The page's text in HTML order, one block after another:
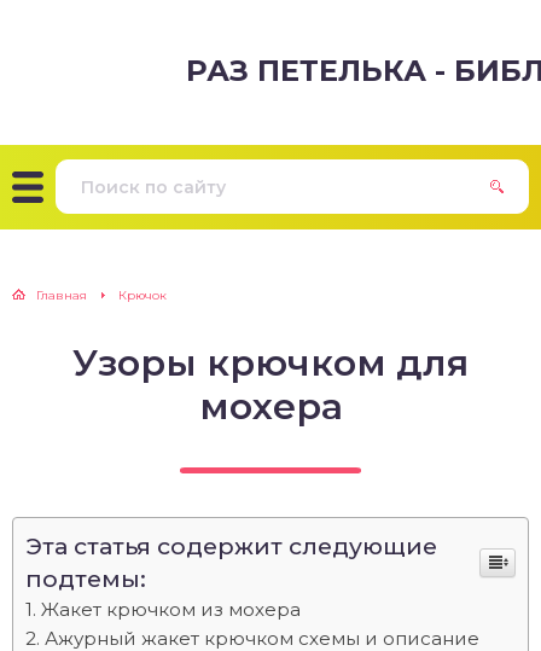
РАЗ ПЕТЕЛЬКА -
Главная Крючок
Узоры крючком для
мохера
Эта статья содержит следующие
подтемы:
Жакет крючком из мохера
Ажурный жакет крючком схемы и описание